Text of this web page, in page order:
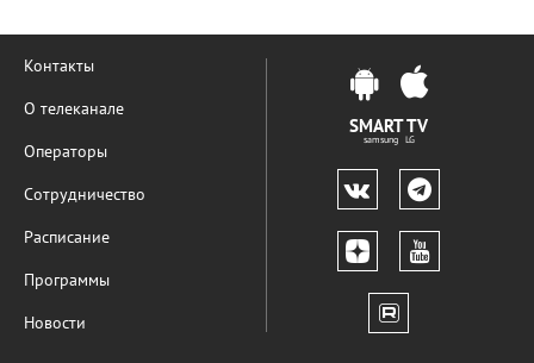
Контакты
О телеканале
Операторы
Сотрудничество
Расписание
Программы
Новости
SMART TV
samsung LG